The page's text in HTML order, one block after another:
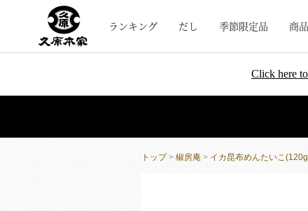
ランキング だし 季節限定品 商
Click here
トップ> 椒房庵 > イカ昆布めんたいこ